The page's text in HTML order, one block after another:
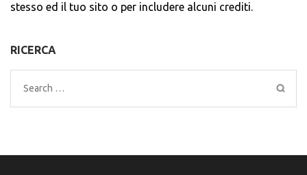
stesso ed il tuo sito o per includere alcuni crediti.
RICERCA
Search
for: